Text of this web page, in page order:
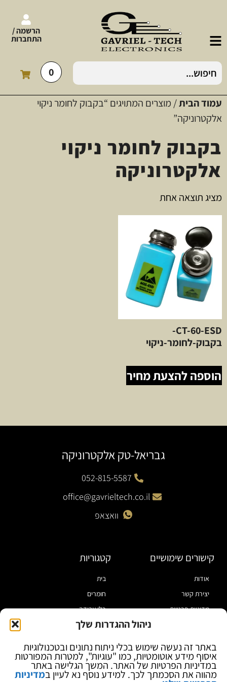
ניהול ההגדרות שלך
באתר זה נעשה שימוש בכלי ניתוח נתונים ובטכנולוגיות
איסוף מידע אוטומטיות, כמו "עוגיות", למטרות המפורטות
במדיניות הפרטיות של האתר. המשך הגלישה באתר
מהווה את הסכמתך לכך. למידע נוסף נא לעיין במדיניות
הרשמה /
התחברות
0
עמוד הבית/ מוצרים המתויגים “בקבוק לחומר ניקוי
אלקטרוניקה”
בקבוק לחומר ניקוי
אלקטרוניקה
מציג תוצאה אחת
CT-60-ESD-
בקבוק-לחומר-ניקוי
הוספה להצעת מחיר
גבריאל-טק אלקטרוניקה
052-815-5587
office@gavrieltech.co.il
וואצאפ
קישורים שימושיים
אודות
יצירת קשר
מדיניות פרטיות
בלוג
קטגוריות
בית
חומרים
כלי עבודה
מוצרי הלחמה
ספקי כח ומודדים
ציוד אופטי להגדלה